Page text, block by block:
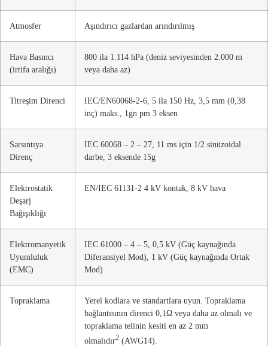
Atmosfer Aşındırıcı gazlardan arındırılmış
Hava Basıncı
(irtifa aralığı)
800 ila 1.114 hPa (deniz seviyesinden 2.000 m
veya daha az)
Titreşim Direnci
IEC/EN60068-2-6, 5 ila 150 Hz, 3,5 mm (0,38
inç) maks., 1gn pm 3 eksen
Sarsıntıya
Direnç
IEC 60068 – 2 – 27, 11 ms için 1/2 sinüzoidal
darbe, 3 eksende 15g
Elektrostatik
Deşarj
Bağışıklığı
EN/IEC 61131-2 4 kV kontak, 8 kV hava
Elektromanyetik
Uyumluluk
(EMC)
IEC 61000 – 4 – 5, 0,5 kV (Güç kaynağında
Diferansiyel Mod), 1 kV (Güç kaynağında Ortak
Mod)
Topraklama
Yerel kodlara ve standartlara uyun. Topraklama
bağlantısının direnci 0,1Ω veya daha az olmalı ve
topraklama telinin kesiti en az 2 mm
olmalıdır2 (AWG14).